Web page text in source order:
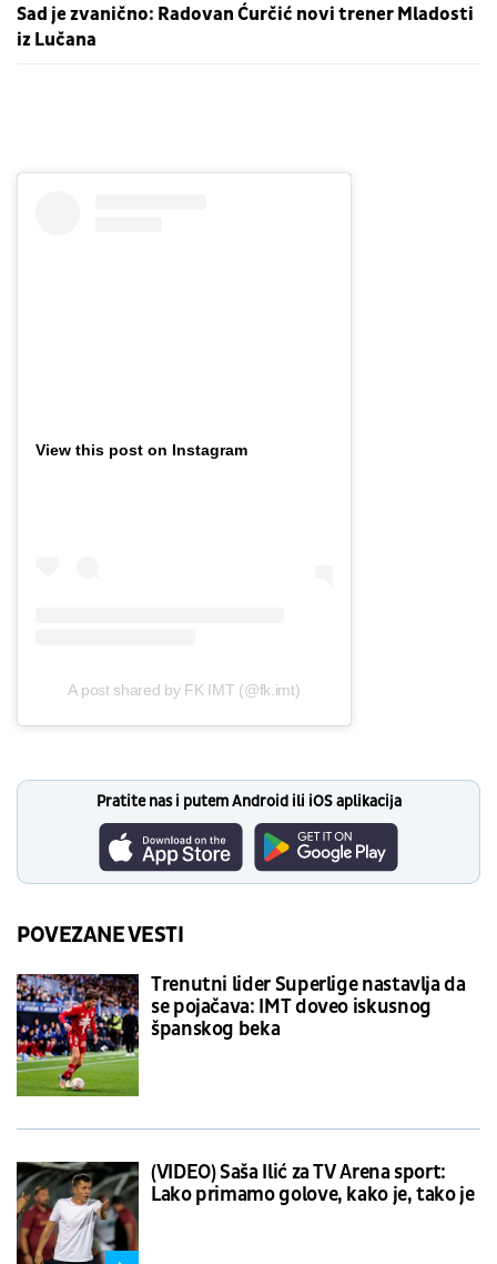
Sad je zvanično: Radovan Ćurčić novi trener Mladosti
iz Lučana
View this post on Instagram
A post shared by FK IMT (@fk.imt)
Pratite nas i putem Android ili iOS aplikacija
POVEZANE VESTI
Trenutni lider Superlige nastavlja da
se pojačava: IMT doveo iskusnog
španskog beka
(VIDEO) Saša Ilić za TV Arena sport:
Lako primamo golove, kako je, tako je